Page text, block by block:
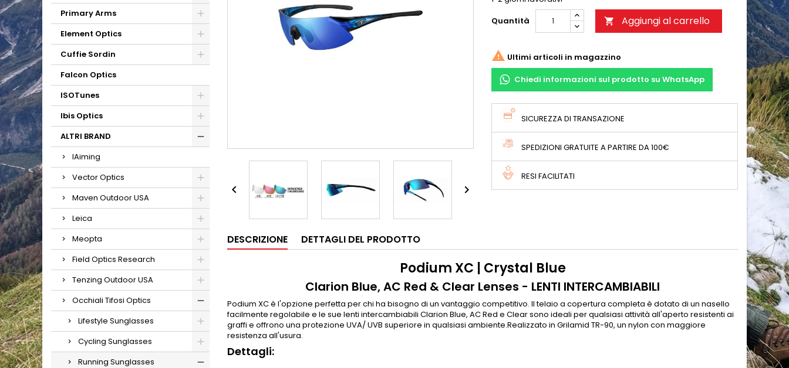
Primary Arms
Element Optics
Cuffie Sordin
Falcon Optics
ISOTunes
Ibis Optics
ALTRI BRAND
IAiming
Vector Optics
Maven Outdoor USA
Leica
Meopta
Field Optics Research
Tenzing Outdoor USA
Occhiali Tifosi Optics
Lifestyle Sunglasses
Cycling Sunglasses
Running Sunglasses
 
Quantità
 Aggiungi al carrello
 Ultimi articoli in magazzino
Chiedi informazioni sul prodotto su WhatsApp
SICUREZZA DI TRANSAZIONE
SPEDIZIONI GRATUITE A PARTIRE DA 100€
RESI FACILITATI
DESCRIZIONE DETTAGLI DEL PRODOTTO
Podium XC | Crystal Blue
Clarion Blue, AC Red & Clear Lenses - LENTI INTERCAMBIABILI
Podium XC è l'opzione perfetta per chi ha bisogno di un vantaggio competitivo. Il telaio a copertura completa è dotato di un nasello
facilmente regolabile e le sue lenti intercambiabili Clarion Blue, AC Red e Clear sono ideali per qualsiasi attività all'aperto resistenti ai
graffi e offrono una protezione UVA/ UVB superiore in qualsiasi ambiente.Realizzato in Grilamid TR-90, un nylon con maggiore
resistenza all'usura.
Dettagli: